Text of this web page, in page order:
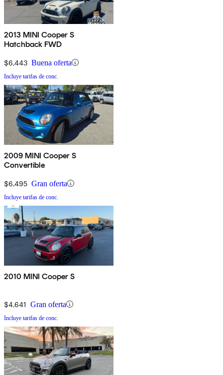
2013 MINI Cooper S
Hatchback FWD
$6,443 Buena oferta
Incluye tarifas de conc.
2009 MINI Cooper S
Convertible
$6,495 Gran oferta
Incluye tarifas de conc.
2010 MINI Cooper S
$4,641 Gran oferta
Incluye tarifas de conc.